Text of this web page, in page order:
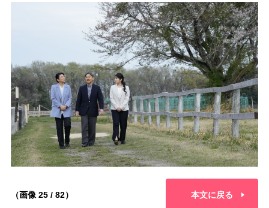
（画像 25 / 82） 本文に戻る